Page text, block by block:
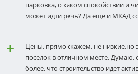
парковка, о каком спокойствии и
может идти речь? Да еще и МКАД
Цены, прямо скажем, не низкие,но
поселок в отличном месте. Думаю,
более, что строительство идет